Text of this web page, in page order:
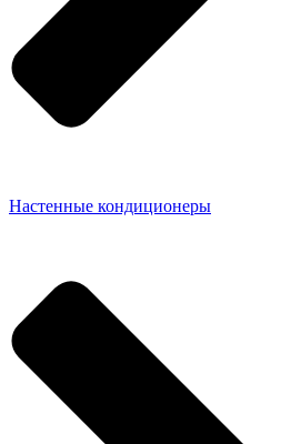
Настенные кондиционеры